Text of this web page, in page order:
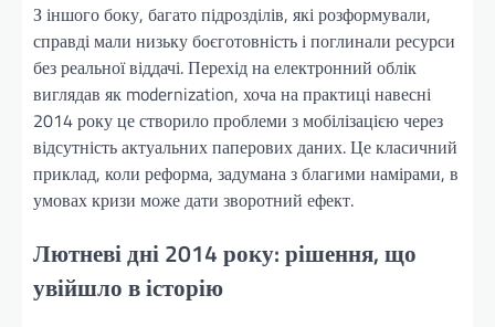
З іншого боку, багато підрозділів, які розформували,
справді мали низьку боєготовність і поглинали ресурси
без реальної віддачі. Перехід на електронний облік
виглядав як modernization, хоча на практиці навесні
2014 року це створило проблеми з мобілізацією через
відсутність актуальних паперових даних. Це класичний
приклад, коли реформа, задумана з благими намірами, в
умовах кризи може дати зворотний ефект.
Лютневі дні 2014 року: рішення, що
увійшло в історію